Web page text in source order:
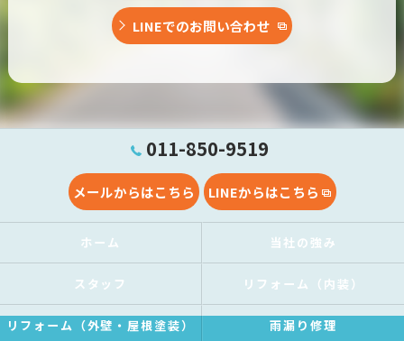
LINEでのお問い合わせ
011-850-9519
メールからはこちら LINEからはこちら
ホーム 当社の強み
スタッフ リフォーム（内装）
リフォーム（外壁・屋根塗装） 雨漏り修理